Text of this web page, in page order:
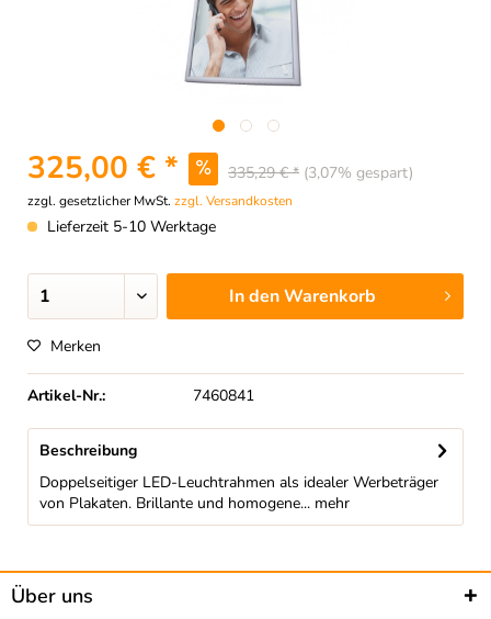
325,00 € * 335,29 € * (3,07% gespart)
zzgl. gesetzlicher MwSt. zzgl. Versandkosten
Lieferzeit 5-10 Werktage
In denWarenkorb
Merken
Artikel-Nr.: 7460841
Beschreibung
Doppelseitiger LED-Leuchtrahmen als idealer Werbeträger
von Plakaten. Brillante und homogene... mehr
Über uns